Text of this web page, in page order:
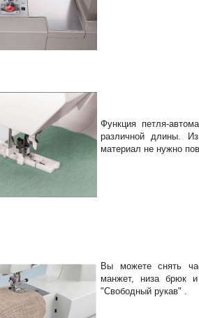
Функция петля-
различной длины.
материал не нужно
Вы можете снять
манжет, низа брюк и
"Свободный рукав" .